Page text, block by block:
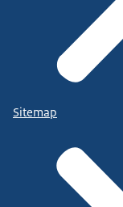
Sitemap